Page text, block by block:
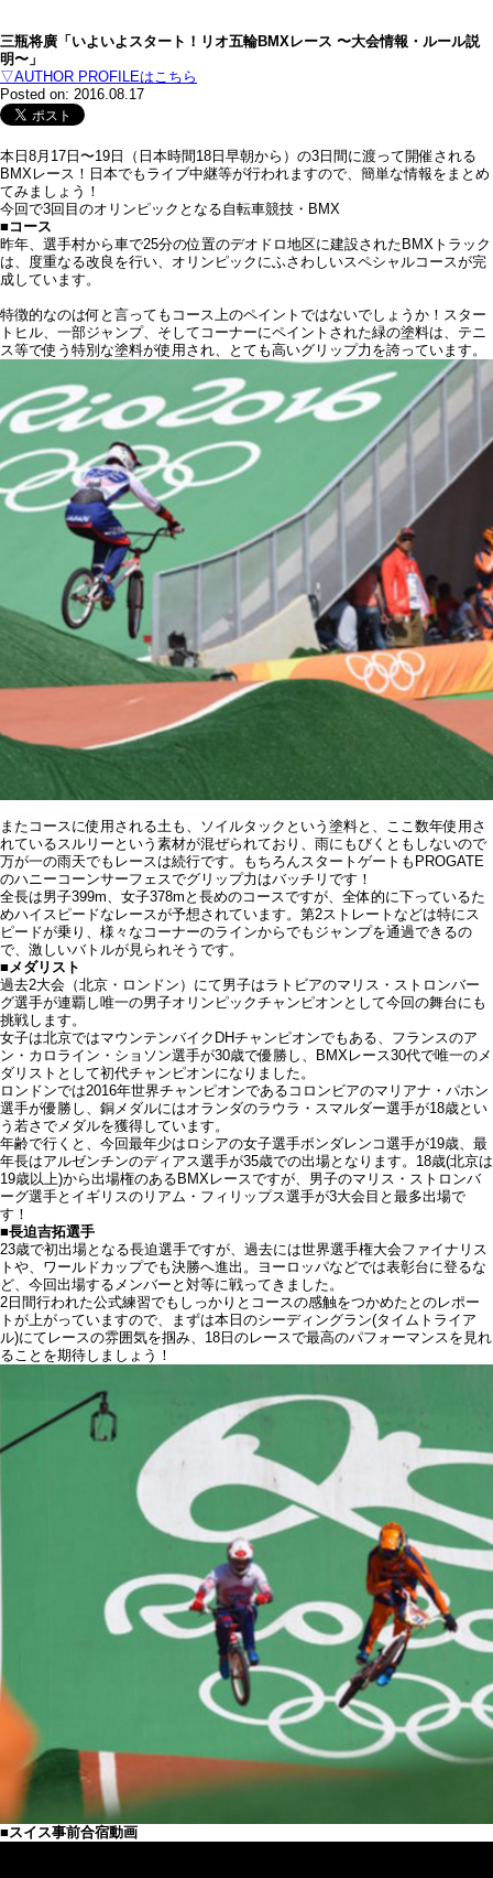
三瓶将廣「いよいよスタート！リオ五輪BMXレース 〜大会情報・ルール説
明〜」
▽AUTHOR PROFILEはこちら
Posted on: 2016.08.17
本日8月17日〜19日（日本時間18日早朝から）の3日間に渡って開催される
BMXレース！日本でもライブ中継等が行われますので、簡単な情報をまとめ
てみましょう！
今回で3回目のオリンピックとなる自転車競技・BMX
■コース
昨年、選手村から車で25分の位置のデオドロ地区に建設されたBMXトラック
は、度重なる改良を行い、オリンピックにふさわしいスペシャルコースが完
成しています。
特徴的なのは何と言ってもコース上のペイントではないでしょうか！スター
トヒル、一部ジャンプ、そしてコーナーにペイントされた緑の塗料は、テニ
ス等で使う特別な塗料が使用され、とても高いグリップ力を誇っています。
またコースに使用される土も、ソイルタックという塗料と、ここ数年使用さ
れているスルリーという素材が混ぜられており、雨にもびくともしないので
万が一の雨天でもレースは続行です。もちろんスタートゲートもPROGATE
のハニーコーンサーフェスでグリップ力はバッチリです！
全長は男子399m、女子378mと長めのコースですが、全体的に下っているた
めハイスピードなレースが予想されています。第2ストレートなどは特にス
ピードが乗り、様々なコーナーのラインからでもジャンプを通過できるの
で、激しいバトルが見られそうです。
■メダリスト
過去2大会（北京・ロンドン）にて男子はラトビアのマリス・ストロンバー
グ選手が連覇し唯一の男子オリンピックチャンピオンとして今回の舞台にも
挑戦します。
女子は北京ではマウンテンバイクDHチャンピオンでもある、フランスのア
ン・カロライン・ショソン選手が30歳で優勝し、BMXレース30代で唯一のメ
ダリストとして初代チャンピオンになりました。
ロンドンでは2016年世界チャンピオンであるコロンビアのマリアナ・パホン
選手が優勝し、銅メダルにはオランダのラウラ・スマルダー選手が18歳とい
う若さでメダルを獲得しています。
年齢で行くと、今回最年少はロシアの女子選手ボンダレンコ選手が19歳、最
年長はアルゼンチンのディアス選手が35歳での出場となります。18歳(北京は
19歳以上)から出場権のあるBMXレースですが、男子のマリス・ストロンバ
ーグ選手とイギリスのリアム・フィリップス選手が3大会目と最多出場で
す！
■長迫吉拓選手
23歳で初出場となる長迫選手ですが、過去には世界選手権大会ファイナリス
トや、ワールドカップでも決勝へ進出。ヨーロッパなどでは表彰台に登るな
ど、今回出場するメンバーと対等に戦ってきました。
2日間行われた公式練習でもしっかりとコースの感触をつかめたとのレポー
トが上がっていますので、まずは本日のシーディングラン(タイムトライア
ル)にてレースの雰囲気を掴み、18日のレースで最高のパフォーマンスを見れ
ることを期待しましょう！
■スイス事前合宿動画